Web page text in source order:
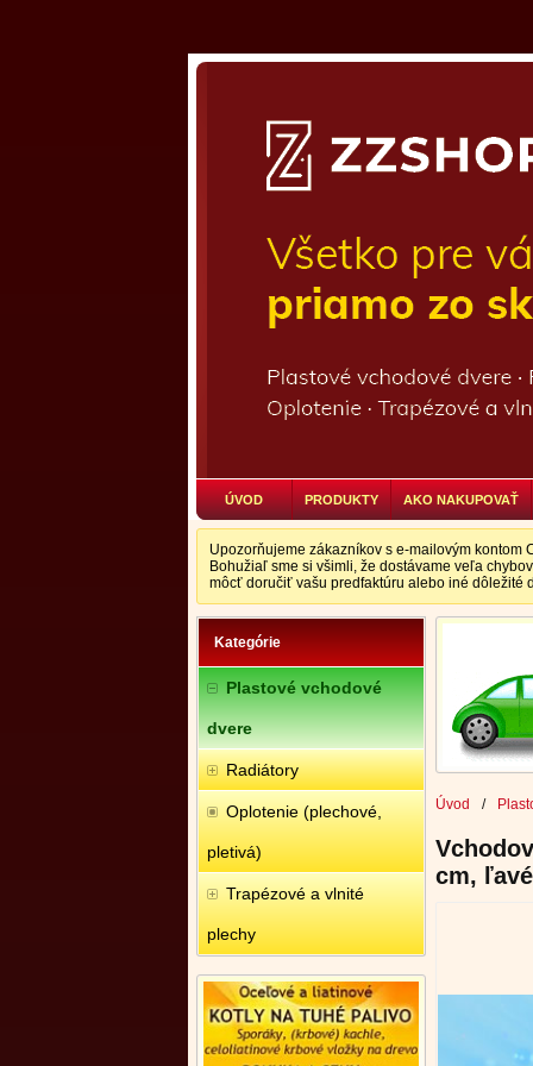
ÚVOD PRODUKTY AKO NAKUPOVAŤ
Upozorňujeme zákazníkov s e-mailovým
Bohužiaľ sme si všimli, že dostávame veľa
môcť doručiť vašu predfaktúru alebo iné dôležité
Kategórie
Plastové vchodové
dvere
Radiátory
Oplotenie (plechové,
pletivá)
Trapézové a vlnité
plechy
Úvod /
cm,